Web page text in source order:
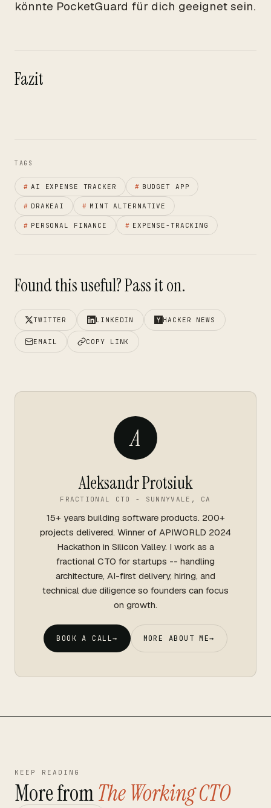
könnte PocketGuard für dich geeignet sein.
Fazit
TAGS
# AI EXPENSE TRACKER # BUDGET APP
# DRAKEAI # MINT ALTERNATIVE
# PERSONAL FINANCE # EXPENSE-TRACKING
Found this useful? Pass it on.
TWITTER LINKEDIN HACKER NEWS
EMAIL COPY LINK
A
Aleksandr Protsiuk
FRACTIONAL CTO - SUNNYVALE, CA
15+ years building software products. 200+
projects delivered. Winner of APIWORLD 2024
Hackathon in Silicon Valley. I work as a
fractional CTO for startups -- handling
architecture, AI-first delivery, hiring, and
technical due diligence so founders can focus
on growth.
BOOK A CALL→ MORE ABOUT ME→
KEEP READING
More fromThe Working CTO